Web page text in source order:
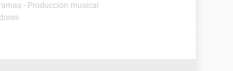
- Producción musical